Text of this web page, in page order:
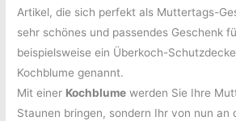
Artikel, die sich perfekt als Muttertags-
sehr schönes und passendes Geschenk
beispielsweise ein Überkoch-
Kochblume genannt.
Mit einer Kochblume werden Sie Ihre
Staunen bringen, sondern Ihr von nun an